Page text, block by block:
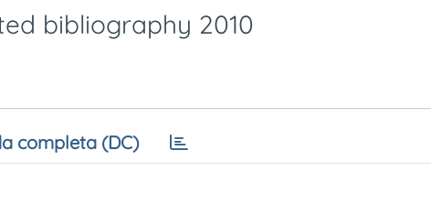
bibliography 2010
completa (DC)